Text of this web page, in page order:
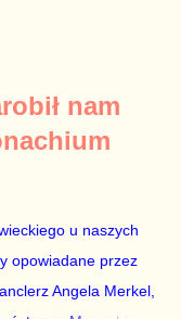
obrót spraw
– Zygmunta
Znowu,
przed
do biur Solorza
nam
u naszych
opowiadane przez
Angela Merkel,